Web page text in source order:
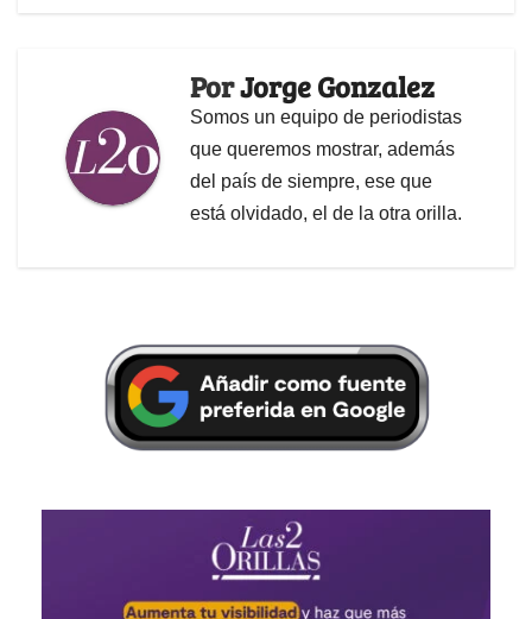
PorJorge Gonzalez
Somos un equipo de periodistas
que queremos mostrar, además
del país de siempre, ese que
está olvidado, el de la otra orilla.